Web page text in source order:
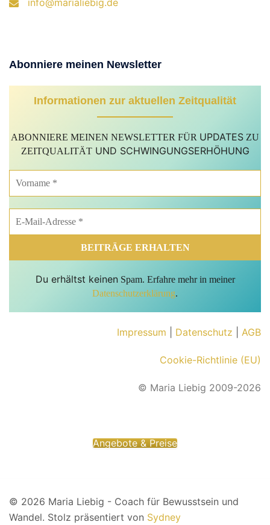
Abonniere meinen Newsletter
Informationen zur aktuellen Zeitqualität
ABONNIERE MEINEN NEWSLETTER FÜR UPDATES ZU
ZEITQUALITÄTUND SCHWINGUNGSERHÖHUNG
Du erhältst keinenSpam. Erfahre mehr in meiner
Datenschutzerklärung.
Impressum Datenschutz AGB
Cookie-Richtlinie (EU)
© Maria Liebig 2009-2026
Angebote & Preise
© 2026 Maria Liebig - Coach für Bewusstsein und
Wandel. Stolz präsentiert von Sydney